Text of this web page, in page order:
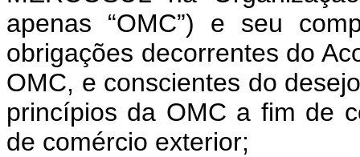
apenas “OMC”) e seu
obrigações decorrentes do
OMC, e conscientes do
princípios da OMC a fim de
de comércio exterior;